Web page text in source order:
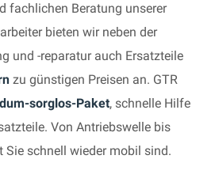
fachlichen Beratung unserer
bieten wir neben der
und -reparatur auch Ersatzteile
zu günstigen Preisen an. GTR
sorglos-Paket, schnelle Hilfe
Von Antriebswelle bis
Sie schnell wieder mobil sind.